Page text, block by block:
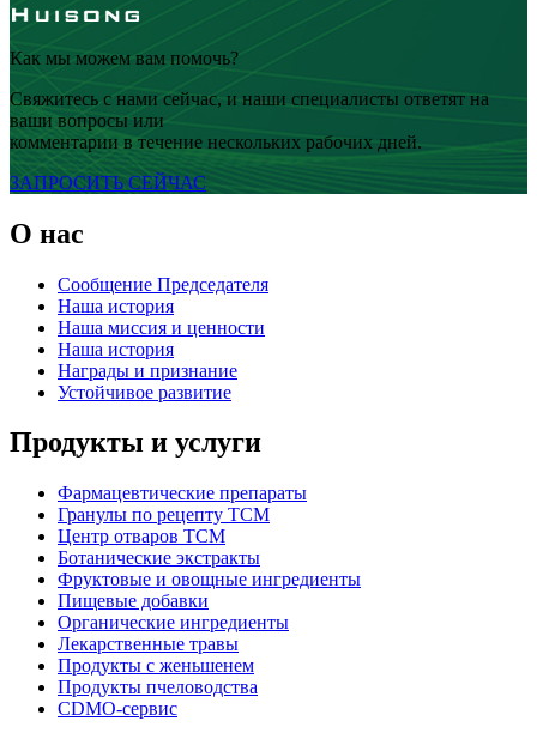
Как мы можем вам помочь?
Свяжитесь с нами сейчас, и наши специалисты ответят на
ваши вопросы или
комментарии в течение нескольких рабочих дней.
ЗАПРОСИТЬ СЕЙЧАС
О нас
Сообщение Председателя
Наша история
Наша миссия и ценности
Наша история
Награды и признание
Устойчивое развитие
Продукты и услуги
Фармацевтические препараты
Гранулы по рецепту TCM
Центр отваров TCM
Ботанические экстракты
Фруктовые и овощные ингредиенты
Пищевые добавки
Органические ингредиенты
Лекарственные травы
Продукты с женьшенем
Продукты пчеловодства
CDMO-сервис